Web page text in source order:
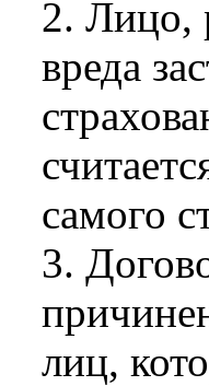
2. Лицо,
вреда
самого
3.
лиц,